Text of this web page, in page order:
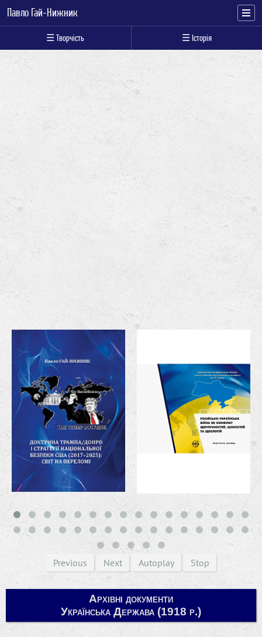
Павло Гай-Нижник
☰ Творчість ☰ Історія
Previous Next Autoplay Stop
Архівні документи
Українська Держава (1918 р.)